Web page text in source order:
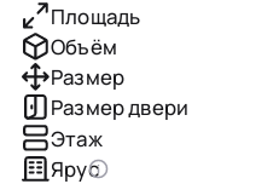
Площадь
Объём
Размер
Размер двери
Этаж
Ярус